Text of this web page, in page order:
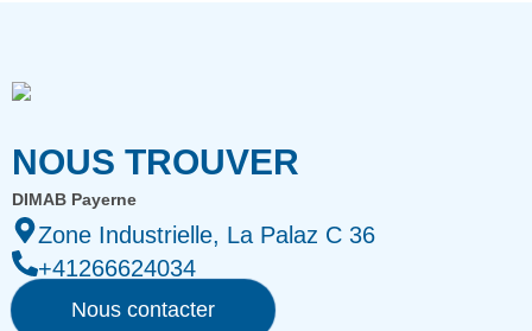
NOUS TROUVER
DIMAB Payerne
Zone Industrielle, La Palaz C 36
+41266624034
Nous contacter